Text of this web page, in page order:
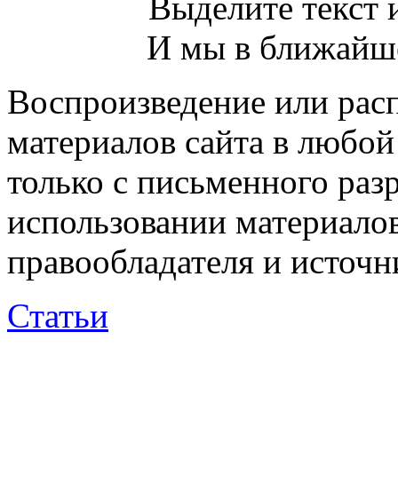
Выделите
И мы в
Воспроизведение или
материалов сайта в
только с письменного
использовании
правообладателя и
Статьи